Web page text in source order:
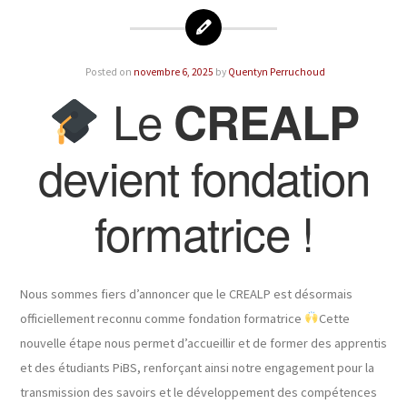
Posted on novembre 6, 2025 by Quentyn Perruchoud
Le CREALP
devient fondation
formatrice !
Nous sommes fiers d’annoncer que le CREALP est désormais
officiellement reconnu comme fondation formatrice
Cette
nouvelle étape nous permet d’accueillir et de former des apprentis
et des étudiants PiBS, renforçant ainsi notre engagement pour la
transmission des savoirs et le développement des compétences